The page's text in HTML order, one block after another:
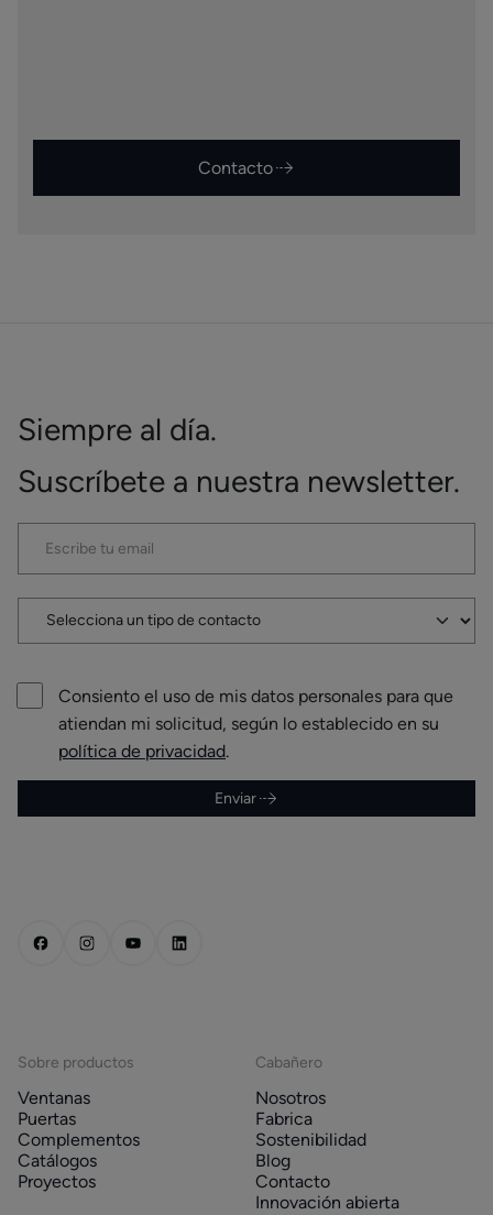
Contacto
Siempre al día.
Suscríbete a nuestra newsletter.
Consiento el uso de mis datos personales para que
atiendan mi solicitud, según lo establecido en su
política de privacidad.
Enviar
Sobre productos
Ventanas
Puertas
Complementos
Catálogos
Proyectos
Cabañero
Nosotros
Fabrica
Sostenibilidad
Blog
Contacto
Innovación abierta